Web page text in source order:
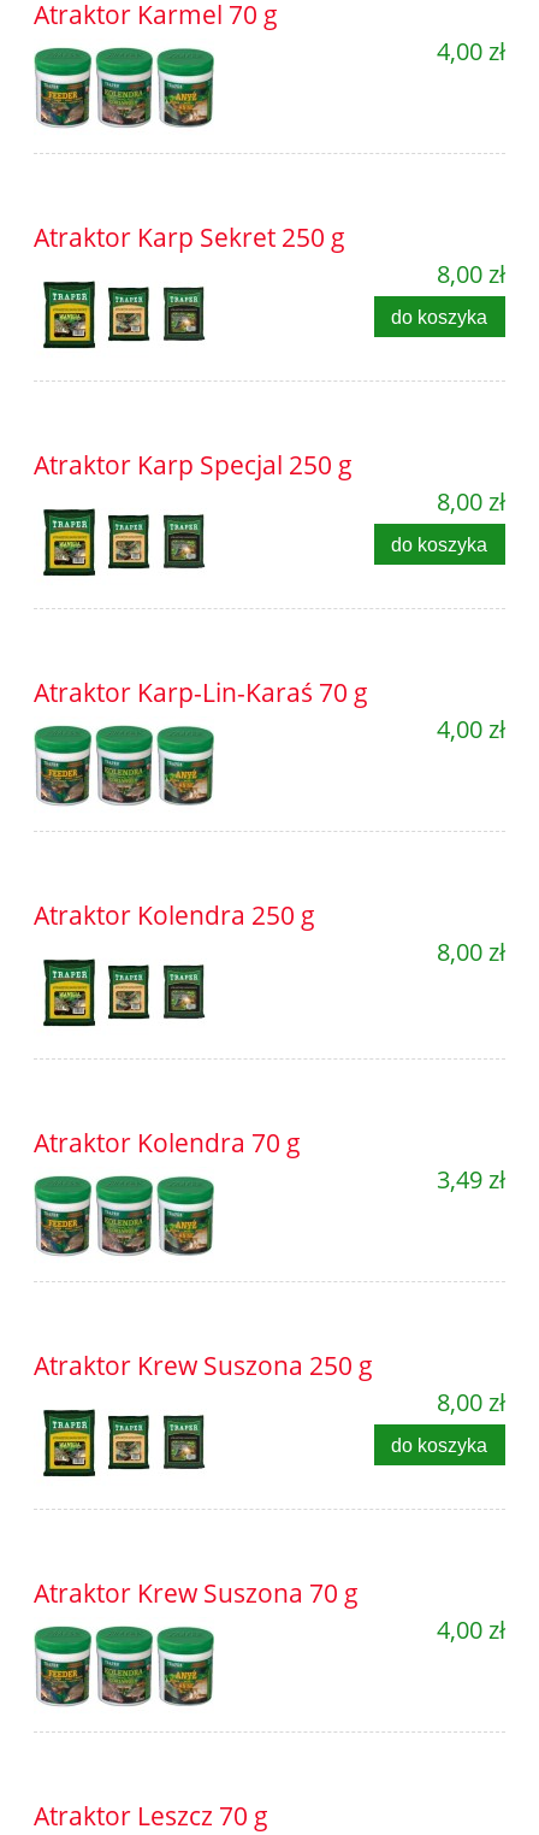
Atraktor Karmel 70 g
4,00 zł
Atraktor Karp Sekret 250 g
8,00 zł
do koszyka
Atraktor Karp Specjal 250 g
8,00 zł
do koszyka
Atraktor Karp-Lin-Karaś 70 g
4,00 zł
Atraktor Kolendra 250 g
8,00 zł
Atraktor Kolendra 70 g
3,49 zł
Atraktor Krew Suszona 250 g
8,00 zł
do koszyka
Atraktor Krew Suszona 70 g
4,00 zł
Atraktor Leszcz 70 g